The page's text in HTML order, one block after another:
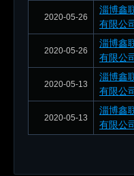
2020-05-26
淄博鑫
有限公
2020-05-26
淄博鑫
有限公
2020-05-13
淄博鑫
有限公
2020-05-13
淄博鑫
有限公